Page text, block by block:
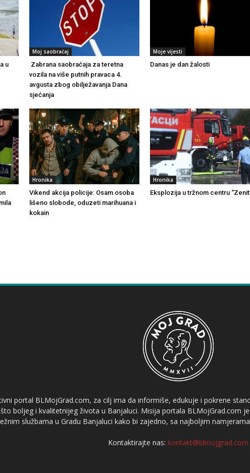
u
Moj saobraćaj
Zabrana saobraćaja za teretna
vozila na više putnih pravaca 4.
avgusta zbog obilježavanja Dana
sjećanja
Moje vijesti
Danas je dan žalosti
Hronika
Vikend akcija policije: Osam osoba
lišeno slobode, oduzeti marihuana i
kokain
Hronika
Eksplozija u tržnom centru
portal BLMojGrad.com, za cilj ima da informiše, edukuje i pokrene
boljeg i kvalitetnijeg života u Banjaluci. Misija portala BLMojGrad.com
službama u Gradu Banjaluci kako bi zajedno, sa najboljim
Kontaktirajte nas: kontakt@blmojgrad.com